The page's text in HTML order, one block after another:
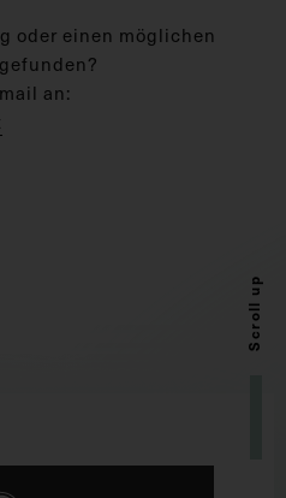
oder einen möglichen
an:
Scroll up